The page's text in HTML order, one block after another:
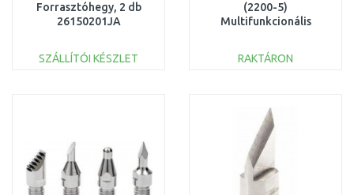
Forrasztóhegy, 2 db
26150201JA
SZÁLLÍTÓI KÉSZLET
(2200-5)
Multifunkcionális
F0132200JD
RAKTÁRON
Összehasonlítás